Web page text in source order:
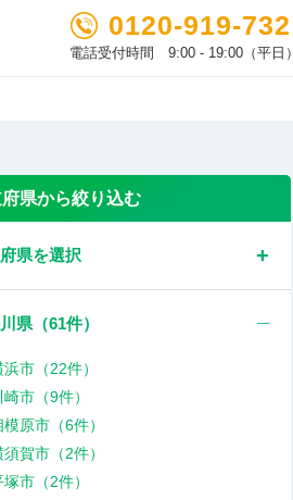
0120-919-732
電話受付時間 9:00 - 19:00（平日）
県から絞り込む
県を選択
県（61件）
浜市（22件）
崎市（9件）
模原市（6件）
須賀市（2件）
塚市（2件）